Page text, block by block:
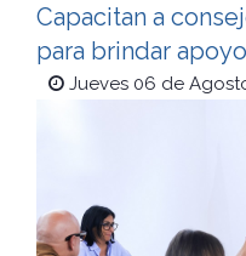
Capacitan a
para brindar
Jueves 06 de